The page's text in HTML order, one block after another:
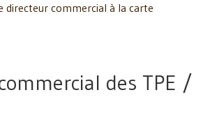
directeur commercial à la carte
des TPE /